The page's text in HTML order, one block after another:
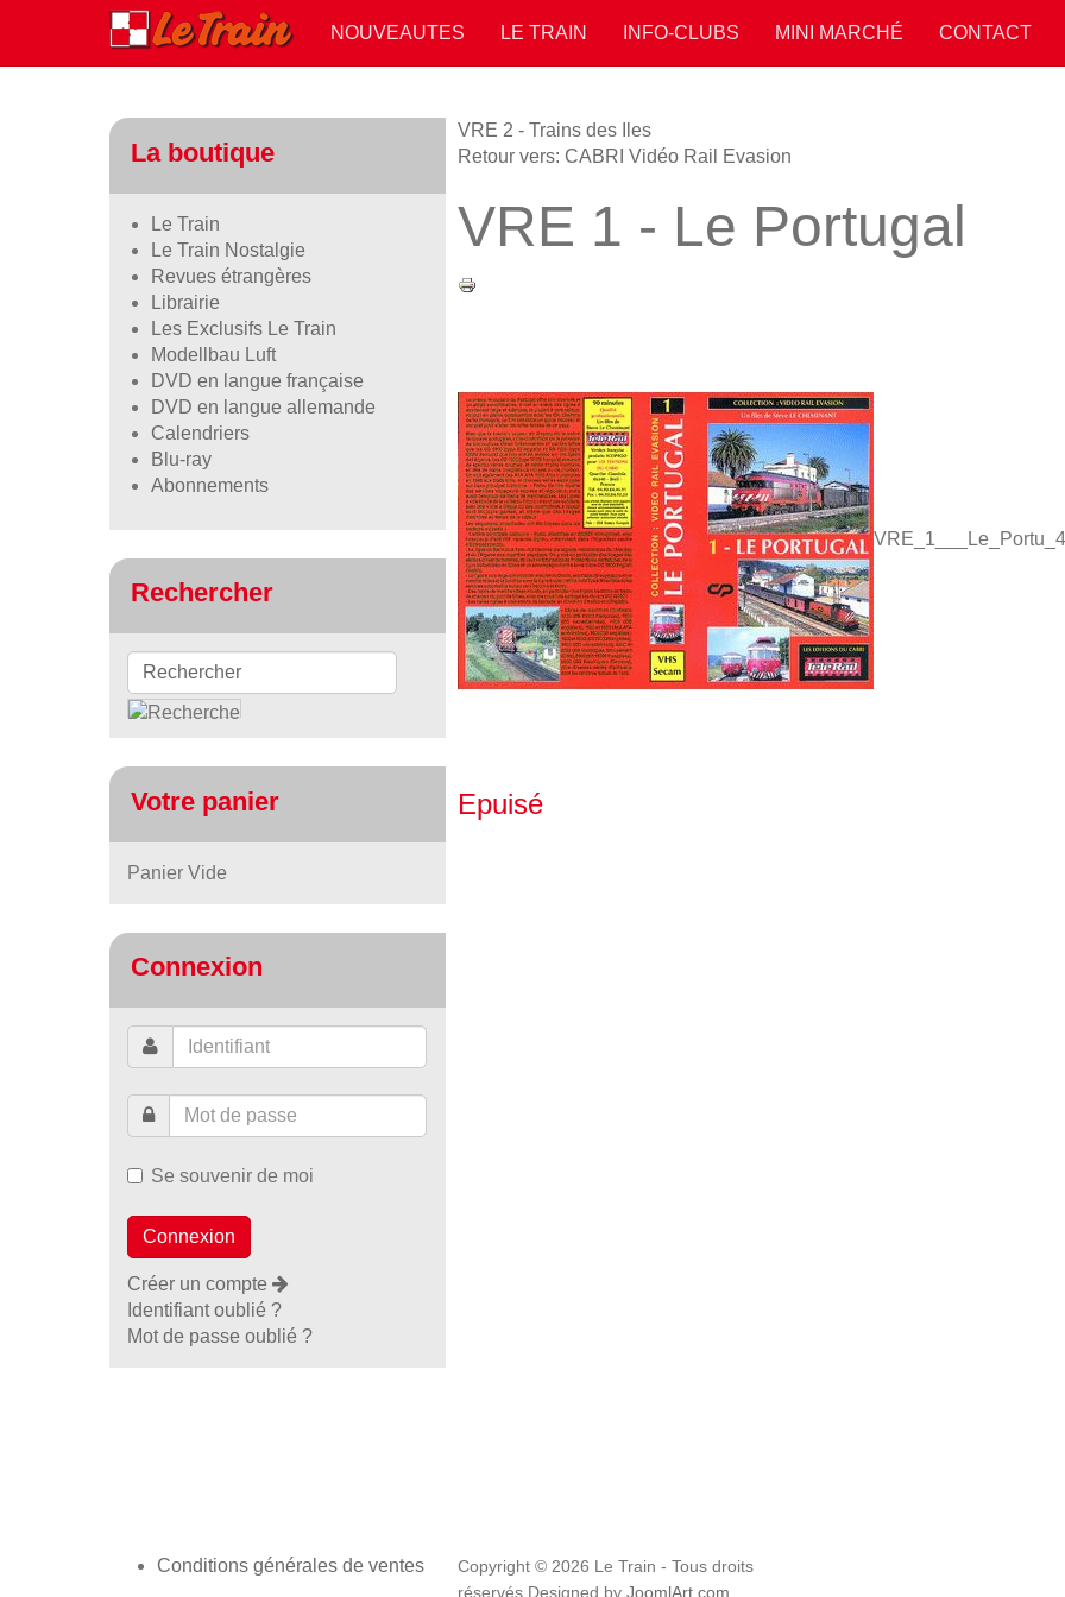
NOUVEAUTES LE TRAIN INFO-CLUBS MINI MARCHÉ CONTACT
VRE 2 - Trains des Iles
Retour vers: CABRI Vidéo Rail Evasion
VRE 1 - Le Portugal
Epuisé
La boutique
Le Train
Le Train Nostalgie
Revues étrangères
Librairie
Les Exclusifs Le Train
Modellbau Luft
DVD en langue française
DVD en langue allemande
Calendriers
Blu-ray
Abonnements
Rechercher
Votre panier
Panier Vide
Connexion
Se souvenir de moi
Créer un compte
Identifiant oublié ?
Mot de passe oublié ?
Conditions générales de ventes
Copyright © 2026 Le Train - Tous droits
réservés Designed by JoomlArt.com